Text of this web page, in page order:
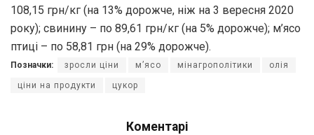
108,15 грн/кг (на 13% дорожче, ніж на 3 вересня 2020
року); свинину – по 89,61 грн/кг (на 5% дорожче); м’ясо
птиці – по 58,81 грн (на 29% дорожче).
Позначки: зросли ціни м’ясо мінагрополітики олія
ціни на продукти цукор
Коментарі